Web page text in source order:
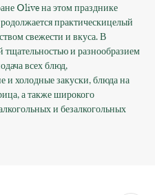
Olive на этом празднике
практическицелый
свежести и вкуса. В
тщательностью и разнообразием
всех блюд,
и холодные закуски, блюда на
а также широкого
и безалкогольных